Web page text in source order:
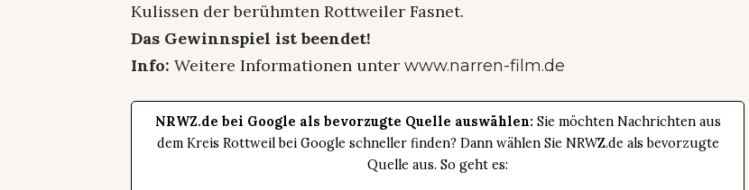
Kulissen der berühmten Rottweiler Fasnet.
Das Gewinnspiel ist beendet!
Info:Weitere Informationen unterwww.narren-film.de
NRWZ.de bei Google als bevorzugte Quelle auswählen: Sie möchten Nachrichten aus
dem Kreis Rottweil bei Google schneller finden? Dann wählen Sie NRWZ.de als bevorzugte
Quelle aus. So geht es: